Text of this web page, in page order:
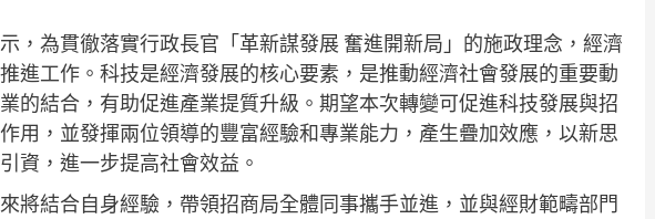
，為貫徹落實行政長官「革新謀發展 奮進開新局」的施政理念，經濟
進工作。科技是經濟發展的核心要素，是推動經濟社會發展的重要動
的結合，有助促進產業提質升級。期望本次轉變可促進科技發展與招
用，並發揮兩位領導的豐富經驗和專業能力，產生疊加效應，以新思
資，進一步提高社會效益。
將結合自身經驗，帶領招商局全體同事攜手並進，並與經財範疇部門